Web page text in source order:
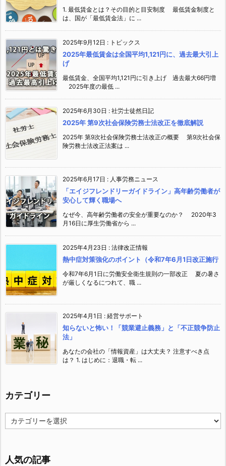
1. 最低賃金とは？その目的と目安制度 最低賃金制度と
は、国が「最低賃金法」に ...
2025年9月12日 : トピックス
2025年最低賃金は全国平均1,121円に、過去最大引上
げ
最低賃金、全国平均1,121円に引き上げ 過去最大66円増
2025年度の最低 ...
2025年6月30日 : 社労士徒然日記
2025年 第9次社会保険労務士法改正を徹底解説
2025年 第9次社会保険労務士法改正の概要 第9次社会保
険労務士法改正法案は ...
2025年6月17日 : 人事労務ニュース
「エイジフレンドリーガイドライン」高年齢労働者が
安心して輝く職場へ
なぜ今、高年齢労働者の安全が重要なのか？ 2020年3
月16日に厚生労働省から ...
2025年4月23日 : 法律改正情報
熱中症対策強化のポイント（令和7年6月1日改正施行
令和7年6月1日に労働安全衛生規則の一部改正 夏の暑さ
が厳しくなるにつれて、職 ...
2025年4月1日 : 経営サポート
知らないと怖い！「競業避止義務」と「不正競争防止
法」
あなたの会社の「情報資産」は大丈夫？ 注意すべき点
は？ 1. はじめに：退職・転 ...
カテゴリー
テ
ー
人気の記事